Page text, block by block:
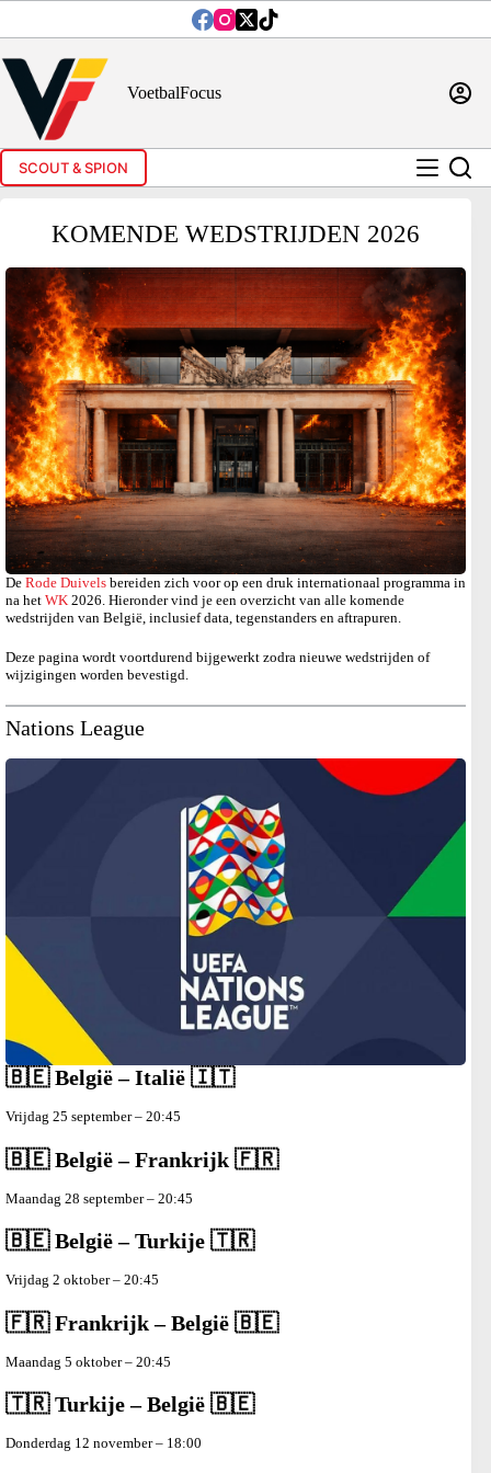
inhoud
VoetbalFocus
SCOUT & SPION
KOMENDE WEDSTRIJDEN 2026
De Rode Duivels bereiden zich voor op een druk internationaal programma in
na het WK 2026. Hieronder vind je een overzicht van alle komende
wedstrijden van België, inclusief data, tegenstanders en aftrapuren.
Deze pagina wordt voortdurend bijgewerkt zodra nieuwe wedstrijden of
wijzigingen worden bevestigd.
Nations League
🇧🇪 België – Italië 🇮🇹
Vrijdag 25 september – 20:45
🇧🇪 België – Frankrijk 🇫🇷
Maandag 28 september – 20:45
🇧🇪 België – Turkije 🇹🇷
Vrijdag 2 oktober – 20:45
🇫🇷 Frankrijk – België 🇧🇪
Maandag 5 oktober – 20:45
🇹🇷 Turkije – België 🇧🇪
Donderdag 12 november – 18:00